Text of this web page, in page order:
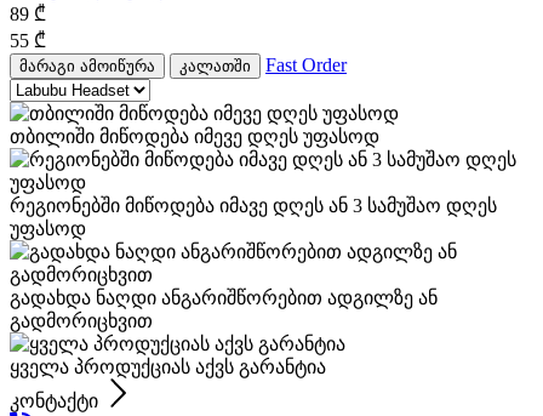
89 ₾
55 ₾
მარაგი ამოიწურა კალათში Fast Order
თბილიში მიწოდება იმევე დღეს უფასოდ
რეგიონებში მიწოდება იმავე დღეს ან 3 სამუშაო დღეს
უფასოდ
გადახდა ნაღდი ანგარიშწორებით ადგილზე ან
გადმორიცხვით
ყველა პროდუქციას აქვს გარანტია
კონტაქტი